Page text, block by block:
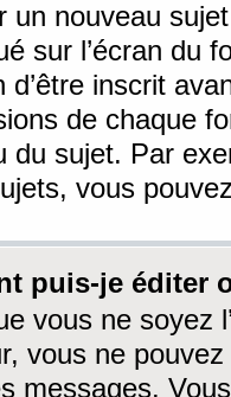
un nouveau
sur l’écran du
d’être inscrit
de chaque
du sujet. Par
vous
puis-je éditer
vous ne soyez
vous ne
messages.